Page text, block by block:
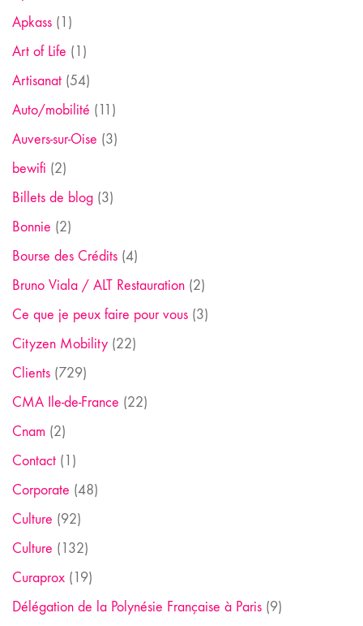
Apkass (1)
Art of Life (1)
Artisanat (54)
Auto/mobilité (11)
Auvers-sur-Oise (3)
bewifi (2)
Billets de blog (3)
Bonnie (2)
Bourse des Crédits (4)
Bruno Viala / ALT Restauration (2)
Ce que je peux faire pour vous (3)
Cityzen Mobility (22)
Clients (729)
CMA Ile-de-France (22)
Cnam (2)
Contact (1)
Corporate (48)
Culture (92)
Culture (132)
Curaprox (19)
Délégation de la Polynésie Française à Paris (9)